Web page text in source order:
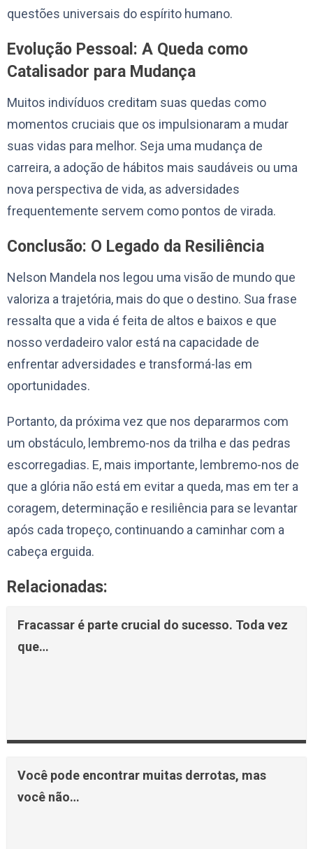
questões universais do espírito humano.
Evolução Pessoal: A Queda como
Catalisador para Mudança
Muitos indivíduos creditam suas quedas como
momentos cruciais que os impulsionaram a mudar
suas vidas para melhor. Seja uma mudança de
carreira, a adoção de hábitos mais saudáveis ou uma
nova perspectiva de vida, as adversidades
frequentemente servem como pontos de virada.
Conclusão: O Legado da Resiliência
Nelson Mandela nos legou uma visão de mundo que
valoriza a trajetória, mais do que o destino. Sua frase
ressalta que a vida é feita de altos e baixos e que
nosso verdadeiro valor está na capacidade de
enfrentar adversidades e transformá-las em
oportunidades.
Portanto, da próxima vez que nos depararmos com
um obstáculo, lembremo-nos da trilha e das pedras
escorregadias. E, mais importante, lembremo-nos de
que a glória não está em evitar a queda, mas em ter a
coragem, determinação e resiliência para se levantar
após cada tropeço, continuando a caminhar com a
cabeça erguida.
Relacionadas:
Fracassar é parte crucial do sucesso. Toda vez
que…
Você pode encontrar muitas derrotas, mas
você não…